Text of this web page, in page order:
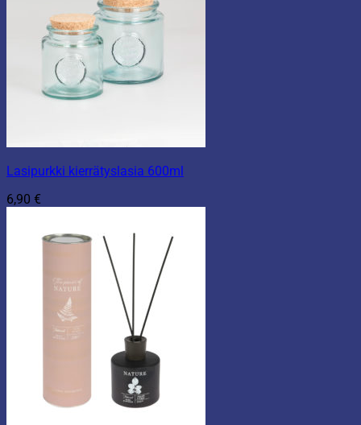
Lasipurkki kierrätyslasia 600ml
6,90 €